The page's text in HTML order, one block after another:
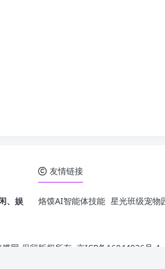
、娱
友情链接
烙馍AI智能体技能 星光班级宠物
网 保留版权所有. 京ICP备16044936号-1